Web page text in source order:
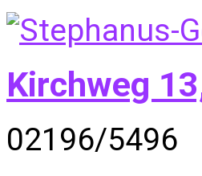
Kirchweg
02196/5496